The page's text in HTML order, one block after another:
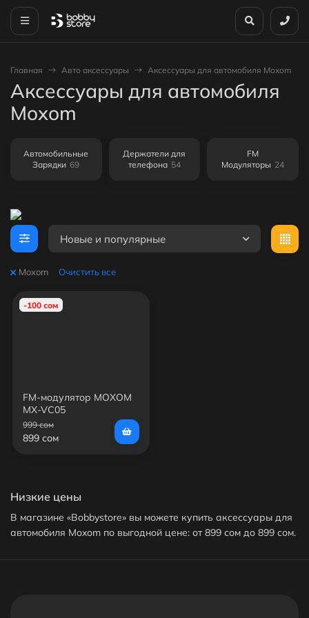
Главная Авто аксессуары Аксессуары для автомобиля Moxom
Аксессуары для автомобиля
Moxom
Автомобильные
Зарядки 69
Держатели для
телефона 54
FM
Модуляторы 24
Новые и популярные
Moxom Очистить все
-100 сом
FM-модулятор MOXOM
MX-VC05
999 сом
899 сом
Низкие цены
В магазине «Bobbystore» вы можете купить аксессуары для
автомобиля Moxom по выгодной цене: от 899 сом до 899 сом.